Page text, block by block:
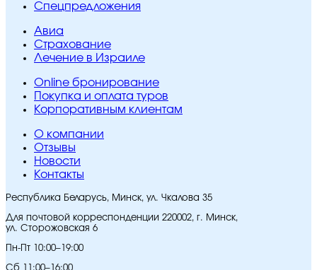
Спецпредложения
Авиа
Страхование
Лечение в Израиле
Online бронирование
Покупка и оплата туров
Корпоративным клиентам
O компании
Отзывы
Новости
Контакты
Республика Беларусь, Минск, ул. Чкалова 35
Для почтовой корреспонденции 220002, г. Минск,
ул. Сторожовская 6
Пн-Пт 10:00–19:00